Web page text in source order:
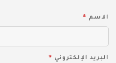
الاسم *
البريد الإلكتروني *